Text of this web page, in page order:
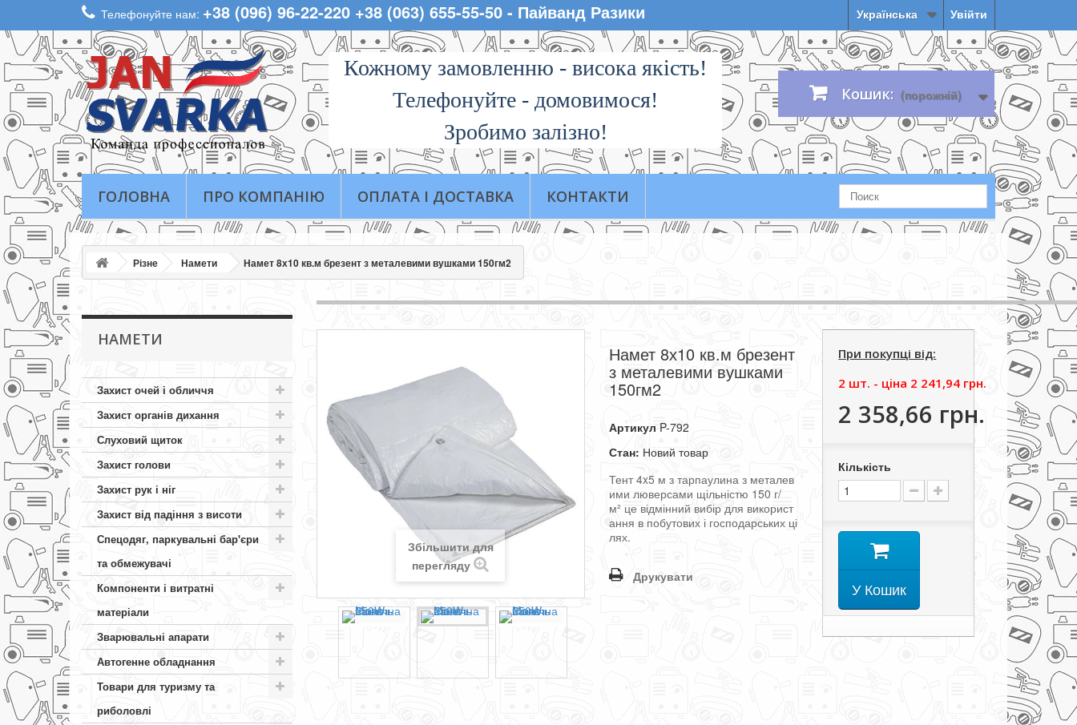
Увійти
Українська
Телефонуйте нам: +38 (096) 96-22-220 +38 (063) 655-55-50 - Пайванд Разики
Кожному замовленню - висока якiсть!
Телефонуйте - домовимося!
Зробимо залізно!
Кошик: (порожній)
ГОЛОВНА ПРО КОМПАНІЮ ОПЛАТА І ДОСТАВКА КОНТАКТИ
Різне Намети Намет 8х10 кв.м брезент з металевими вушками 150гм2
НАМЕТИ
Захист очей і обличчя
Захист органів дихання
Слуховий щиток
Захист голови
Захист рук і ніг
Захист від падіння з висоти
Спецодяг, паркувальні бар'єри
та обмежувачі
Компоненти і витратні
матеріали
Зварювальні апарати
Автогенне обладнання
Товари для туризму та
риболовлі
Збільшити для
перегляду
Намет 8х10 кв.м брезент
з металевими вушками
150гм2
Артикул P-792
Стан: Новий товар
Тент4x5 м з тарпаулина з металев
ими люверсами щільністю 150 г/
м² це відмінний вибір для використ
ання в побутових і господарських ці
лях.
Друкувати
При покупці від:
2 шт. - цiна 2 241,94 грн.
2 358,66 грн.
Кількість
У Кошик